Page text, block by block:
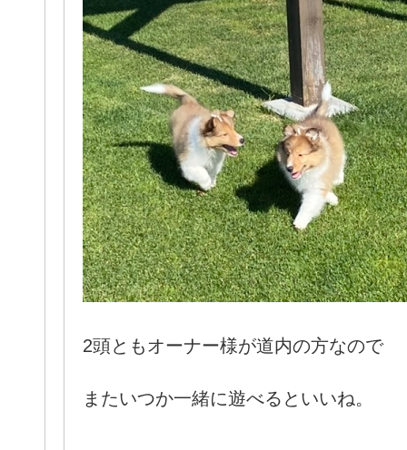
2頭ともオーナー様が道内の方なので
またいつか一緒に遊べるといいね。